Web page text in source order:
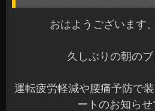
おはようございます
久しぶりの朝の
運転疲労軽減や腰痛予防で
ートのお知らせ